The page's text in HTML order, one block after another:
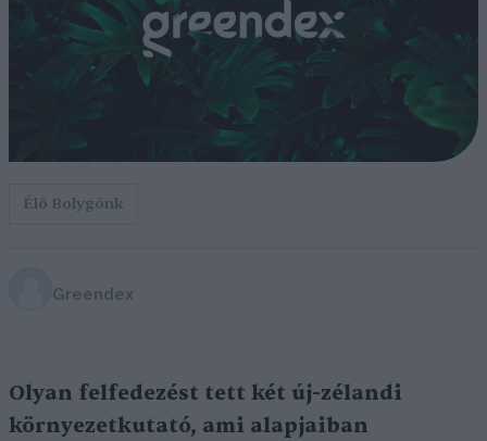
Élő Bolygónk
Greendex
Olyan felfedezést tett két új-zélandi
környezetkutató, ami alapjaiban